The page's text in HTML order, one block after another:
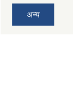
अन्य